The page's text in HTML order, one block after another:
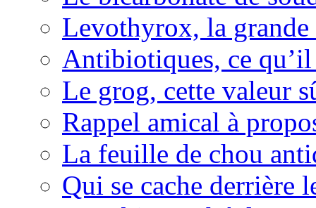
Levothyrox, la
Antibiotiques, ce
Le grog, cette valeur
Rappel amical à
La feuille de chou
Qui se cache derrière